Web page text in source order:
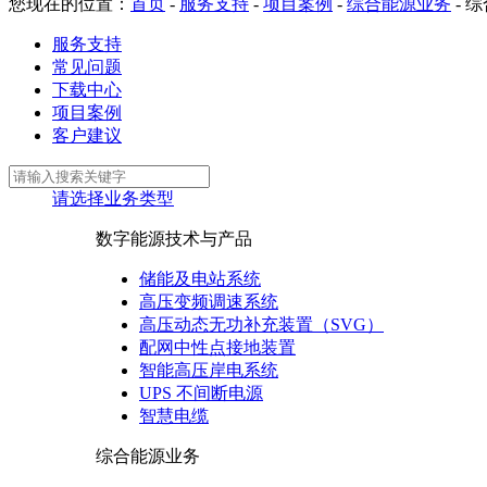
您现在的位置： 首页 - 服务支持 - 项目案例 - 综合能源业务 - 综
服务支持
常见问题
下载中心
项目案例
客户建议
请选择业务类型
数字能源技术与产品
储能及电站系统
高压变频调速系统
高压动态无功补充装置（SVG）
配网中性点接地装置
智能高压岸电系统
UPS 不间断电源
智慧电缆
综合能源业务